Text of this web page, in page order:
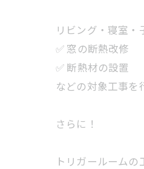
リビング・寝室・
✅ 窓の断熱改修
✅ 断熱材の設置
などの対象工事を
さらに！
トリガールームの